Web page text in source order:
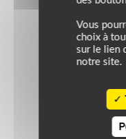
Vous
choix à
sur le lien
notre site.